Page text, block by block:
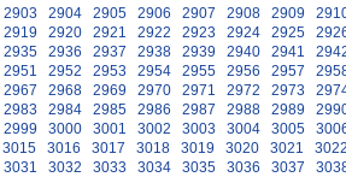
2903 2904 2905 2906 2907 2908 2909
2919 2920 2921 2922 2923 2924 2925
2935 2936 2937 2938 2939 2940 2941
2951 2952 2953 2954 2955 2956 2957
2967 2968 2969 2970 2971 2972 2973
2983 2984 2985 2986 2987 2988 2989
2999 3000 3001 3002 3003 3004 3005
3015 3016 3017 3018 3019 3020 3021
3031 3032 3033 3034 3035 3036 3037